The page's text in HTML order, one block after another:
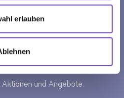
erlauben
an und erfahren Sie
und Angebote.